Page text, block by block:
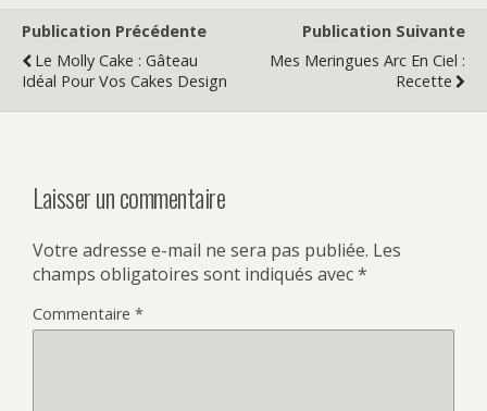
Publication Précédente
Le Molly Cake : Gâteau
Idéal Pour Vos Cakes Design
Publication Suivante
Mes Meringues Arc En Ciel :
Recette
Laisser un commentaire
Votre adresse e-mail ne sera pas publiée. Les
champs obligatoires sont indiqués avec*
Commentaire *